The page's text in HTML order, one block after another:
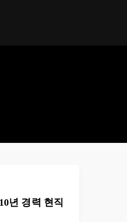
년 경력 현직